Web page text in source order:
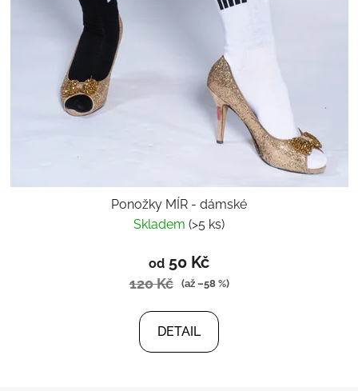
Ponožky MÍR - dámské
Skladem (>5 ks)
od 50 Kč
120 Kč (až –58 %)
DETAIL